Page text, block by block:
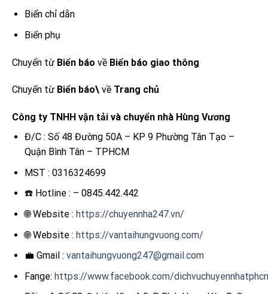
Biển chỉ dẫn
Biển phụ
Chuyển từ Biển báo về Biển báo giao thông
Chuyển từ Biển báo\ về Trang chủ
Công ty TNHH vận tải và chuyển nhà Hùng Vương
Đ/C : Số 48 Đường 50A – KP 9 Phường Tân Tạo –
Quận Bình Tân – TPHCM
MST : 0316324699
☎️ Hotline : – 0845.442.442
🌐 Website : https://chuyennha247.vn/
🌐 Website : https://vantaihungvuong.com/
💼 Gmail : vantaihungvuong247@gmail.com
Fange: https://www.facebook.com/